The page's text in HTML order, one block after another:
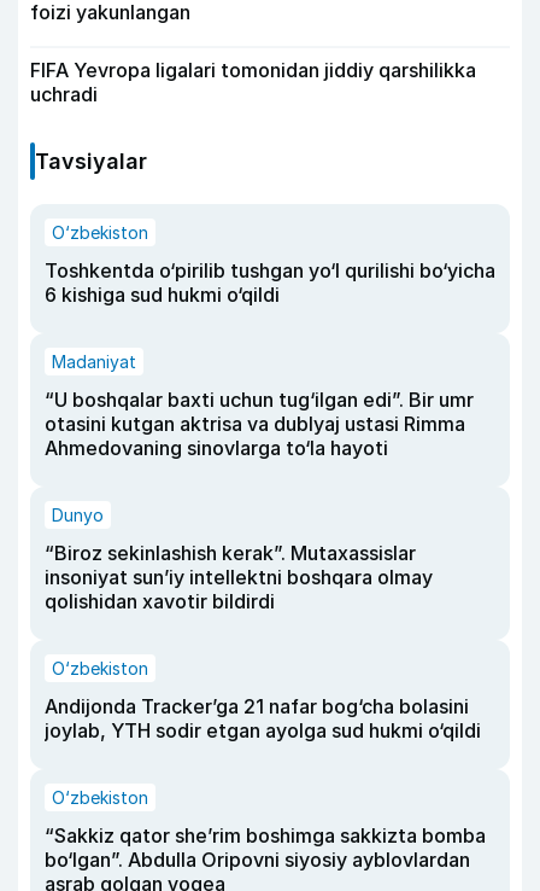
foizi yakunlangan
FIFA Yevropa ligalari tomonidan jiddiy qarshilikka
uchradi
Tavsiyalar
O‘zbekiston
Toshkentda o‘pirilib tushgan yo‘l qurilishi bo‘yicha
6 kishiga sud hukmi o‘qildi
Madaniyat
“U boshqalar baxti uchun tug‘ilgan edi”. Bir umr
otasini kutgan aktrisa va dublyaj ustasi Rimma
Ahmedovaning sinovlarga to‘la hayoti
Dunyo
“Biroz sekinlashish kerak”. Mutaxassislar
insoniyat sun’iy intellektni boshqara olmay
qolishidan xavotir bildirdi
O‘zbekiston
Andijonda Tracker’ga 21 nafar bog‘cha bolasini
joylab, YTH sodir etgan ayolga sud hukmi o‘qildi
O‘zbekiston
“Sakkiz qator she’rim boshimga sakkizta bomba
bo‘lgan”. Abdulla Oripovni siyosiy ayblovlardan
asrab qolgan voqea